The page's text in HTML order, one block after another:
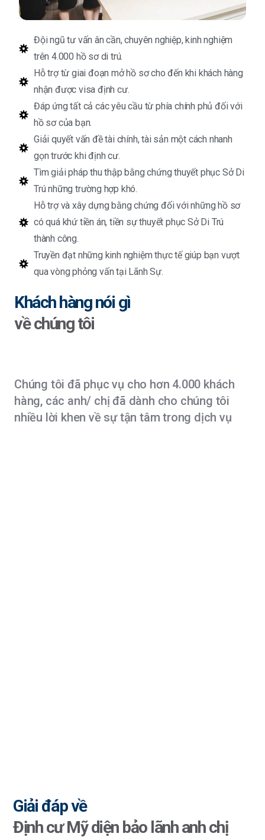
Đội ngũ tư vấn ân cần, chuyên nghiệp, kinh nghiệm
trên 4.000 hồ sơ di trú.
Hỗ trợ từ giai đoạn mở hồ sơ cho đến khi khách hàng
nhận được visa định cư.
Đáp ứng tất cả các yêu cầu từ phía chính phủ đối với
hồ sơ của bạn.
Giải quyết vấn đề tài chính, tài sản một cách nhanh
gọn trước khi định cư.
Tìm giải pháp thu thập bằng chứng thuyết phục Sở Di
Trú những trường hợp khó.
Hỗ trợ và xây dựng bằng chứng đối với những hồ sơ
có quá khứ tiền án, tiền sự thuyết phục Sở Di Trú
thành công.
Truyền đạt những kinh nghiệm thực tế giúp bạn vượt
qua vòng phỏng vấn tại Lãnh Sự.
Khách hàng nói gì
về chúng tôi
Chúng tôi đã phục vụ cho hơn 4.000 khách
hàng, các anh/ chị đã dành cho chúng tôi
nhiều lời khen về sự tận tâm trong dịch vụ
Giải đáp về
Định cư Mỹ diện bảo lãnh anh chị